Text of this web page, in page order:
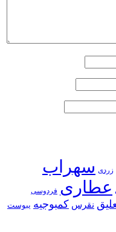
زردی سهراب
عطاری فردوسی
نقرس کمبوجیه یبوست